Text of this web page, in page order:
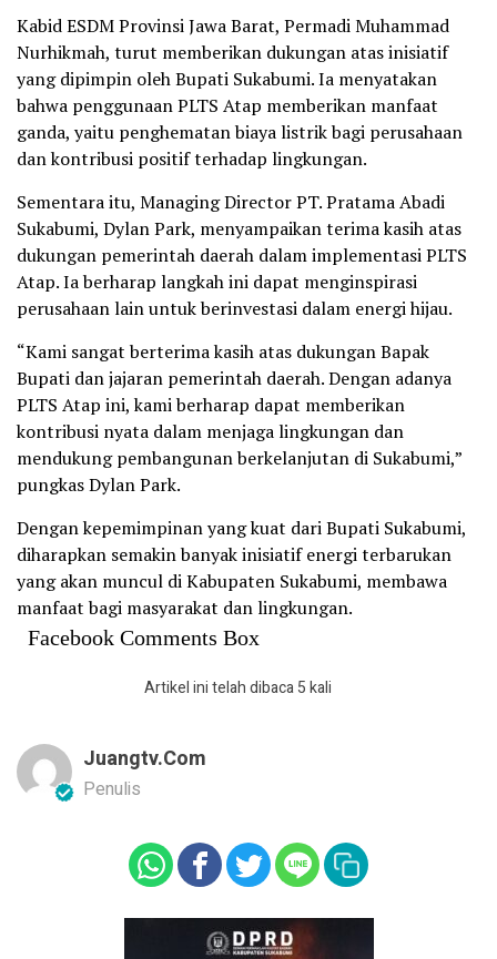
Kabid ESDM Provinsi Jawa Barat, Permadi Muhammad
Nurhikmah, turut memberikan dukungan atas inisiatif
yang dipimpin oleh Bupati Sukabumi. Ia menyatakan
bahwa penggunaan PLTS Atap memberikan manfaat
ganda, yaitu penghematan biaya listrik bagi perusahaan
dan kontribusi positif terhadap lingkungan.
Sementara itu, Managing Director PT. Pratama Abadi
Sukabumi, Dylan Park, menyampaikan terima kasih atas
dukungan pemerintah daerah dalam implementasi PLTS
Atap. Ia berharap langkah ini dapat menginspirasi
perusahaan lain untuk berinvestasi dalam energi hijau.
“Kami sangat berterima kasih atas dukungan Bapak
Bupati dan jajaran pemerintah daerah. Dengan adanya
PLTS Atap ini, kami berharap dapat memberikan
kontribusi nyata dalam menjaga lingkungan dan
mendukung pembangunan berkelanjutan di Sukabumi,”
pungkas Dylan Park.
Dengan kepemimpinan yang kuat dari Bupati Sukabumi,
diharapkan semakin banyak inisiatif energi terbarukan
yang akan muncul di Kabupaten Sukabumi, membawa
manfaat bagi masyarakat dan lingkungan.
Facebook Comments Box
Artikel ini telah dibaca 5 kali
Juangtv.com
Penulis